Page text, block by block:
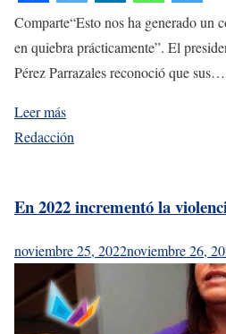
Comparte“Esto nos ha generado un
en quiebra prácticamente”. El
Pérez Parrazales reconoció que sus…
Leer más
Redacción
En 2022 incrementó la
noviembre 25, 2022noviembre 26,